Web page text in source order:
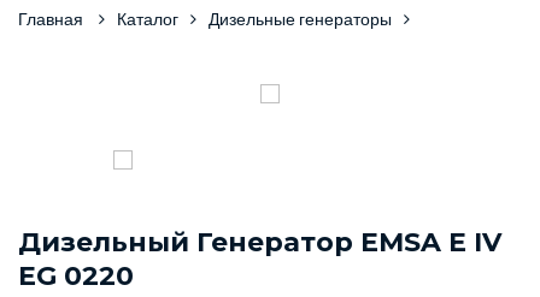
Главная Каталог Дизельные генераторы
Дизельный Генератор EMSA E IV
EG 0220